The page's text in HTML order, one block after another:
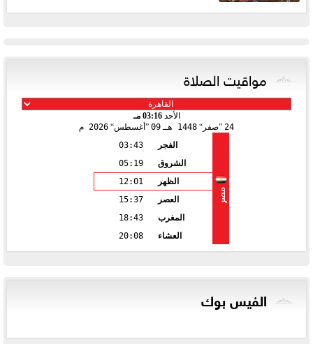
مواقيت الصلاة
الأحد03:16 مـ
24 صفر 1448 هـ 09 أغسطس 2026 م
مصر
الفجر
03:43
الشروق
05:19
الظهر
12:01
العصر
15:37
المغرب
18:43
العشاء
20:08
الفيس بوك